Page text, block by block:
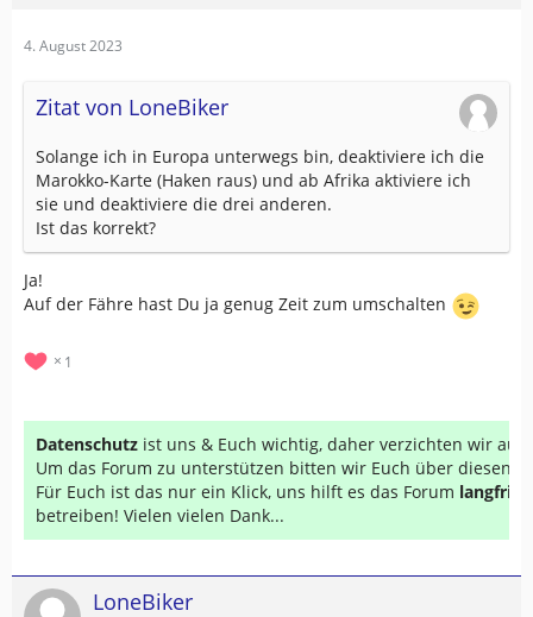
4. August 2023
Zitat von LoneBiker
Solange ich in Europa unterwegs bin, deaktiviere ich die
Marokko-Karte (Haken raus) und ab Afrika aktiviere ich
sie und deaktiviere die drei anderen.
Ist das korrekt?
Ja!
Auf der Fähre hast Du ja genug Zeit zum umschalten
1
Datenschutz ist uns & Euch wichtig, daher verzichten wir auf
Um das Forum zu unterstützen bitten wir Euch über diesen
Für Euch ist das nur ein Klick, uns hilft es das Forum
betreiben! Vielen vielen Dank...
LoneBiker